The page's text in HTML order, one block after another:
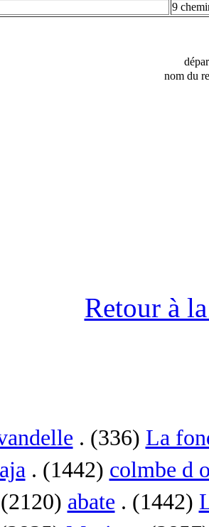
9
nom du
Retour à
. (336) La
. (1442) colmbe d
abate . (1442)